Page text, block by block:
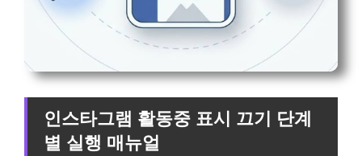
인스타그램 활동중 표시 끄기 단계
별 실행 매뉴얼